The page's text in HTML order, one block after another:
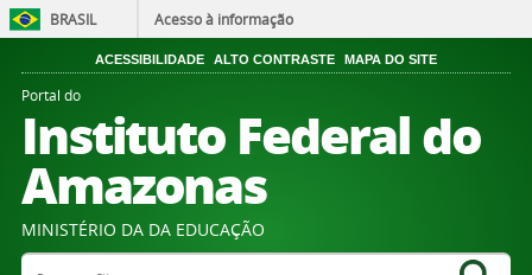
BRASIL Acesso à informação
ACESSIBILIDADE ALTO CONTRASTE MAPA DO SITE
Portal do
Instituto Federal do
Amazonas
MINISTÉRIO DA DA EDUCAÇÃO
Search Site